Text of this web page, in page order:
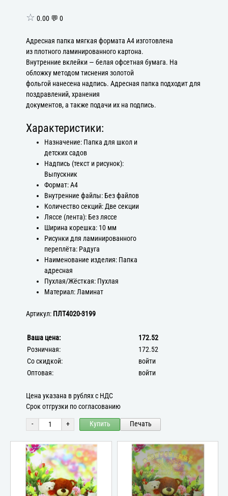
☆ 0.00 💬 0
Адресная папка мягкая формата А4 изготовлена
из плотного ламинированного картона.
Внутренние вклейки — белая офсетная бумага. На
обложку методом тиснения золотой
фольгой нанесена надпись. Адресная папка подходит для
поздравлений, хранения
документов, а также подачи их на подпись.
Характеристики:
Назначение: Папка для школ и
детских садов
Надпись (текст и рисунок):
Выпускник
Формат: А4
Внутренние файлы: Без файлов
Количество секций: Две секции
Ляссе (лента): Без ляссе
Ширина корешка: 10 мм
Рисунки для ламинированного
переплёта: Радуга
Наименование изделия: Папка
адресная
Пухлая/Жёсткая: Пухлая
Материал: Ламинат
Артикул: ПЛТ4020-3199
Ваша цена:
172.52
Розничная:
172.52
Со скидкой:
войти
Оптовая:
войти
Цена указана в рублях с НДС
Срок отгрузки по согласованию
- + Купить Печать